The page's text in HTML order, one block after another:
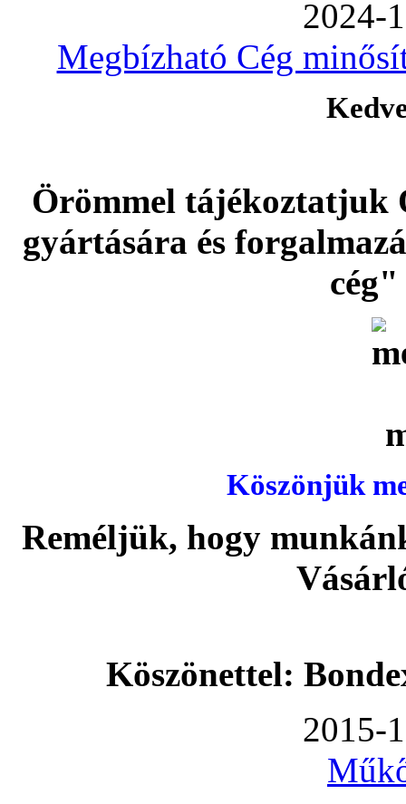
2024-
Megbízható Cég
Örömmel tájékoztatjuk
gyártására és
Köszönjük
Reméljük, hogy
Köszönettel:
2015-